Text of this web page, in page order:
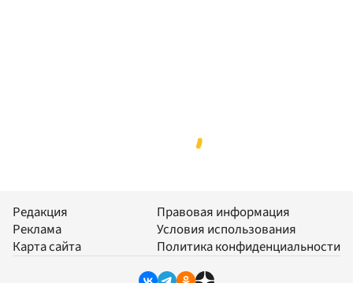
Редакция
Реклама
Карта сайта
Правовая информация
Условия использования
Политика конфиденциальности